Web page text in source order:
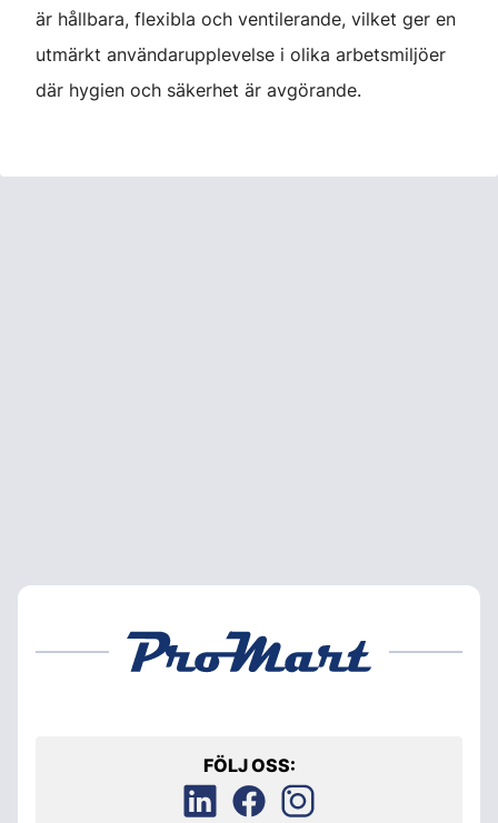
är hållbara, flexibla och ventilerande, vilket ger en
utmärkt användarupplevelse i olika arbetsmiljöer
där hygien och säkerhet är avgörande.
FÖLJ OSS: